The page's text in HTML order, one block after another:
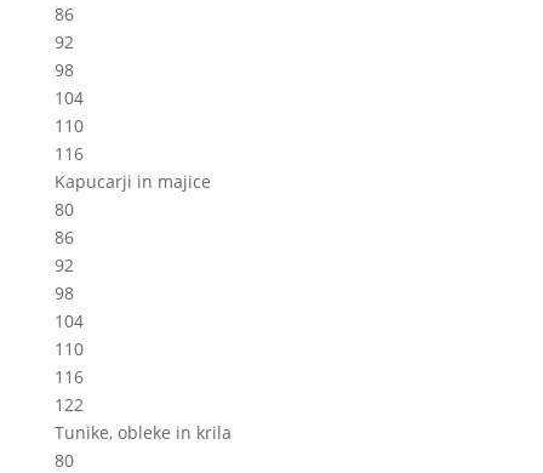
86
92
98
104
110
116
Kapucarji in majice
80
86
92
98
104
110
116
122
Tunike, obleke in krila
80